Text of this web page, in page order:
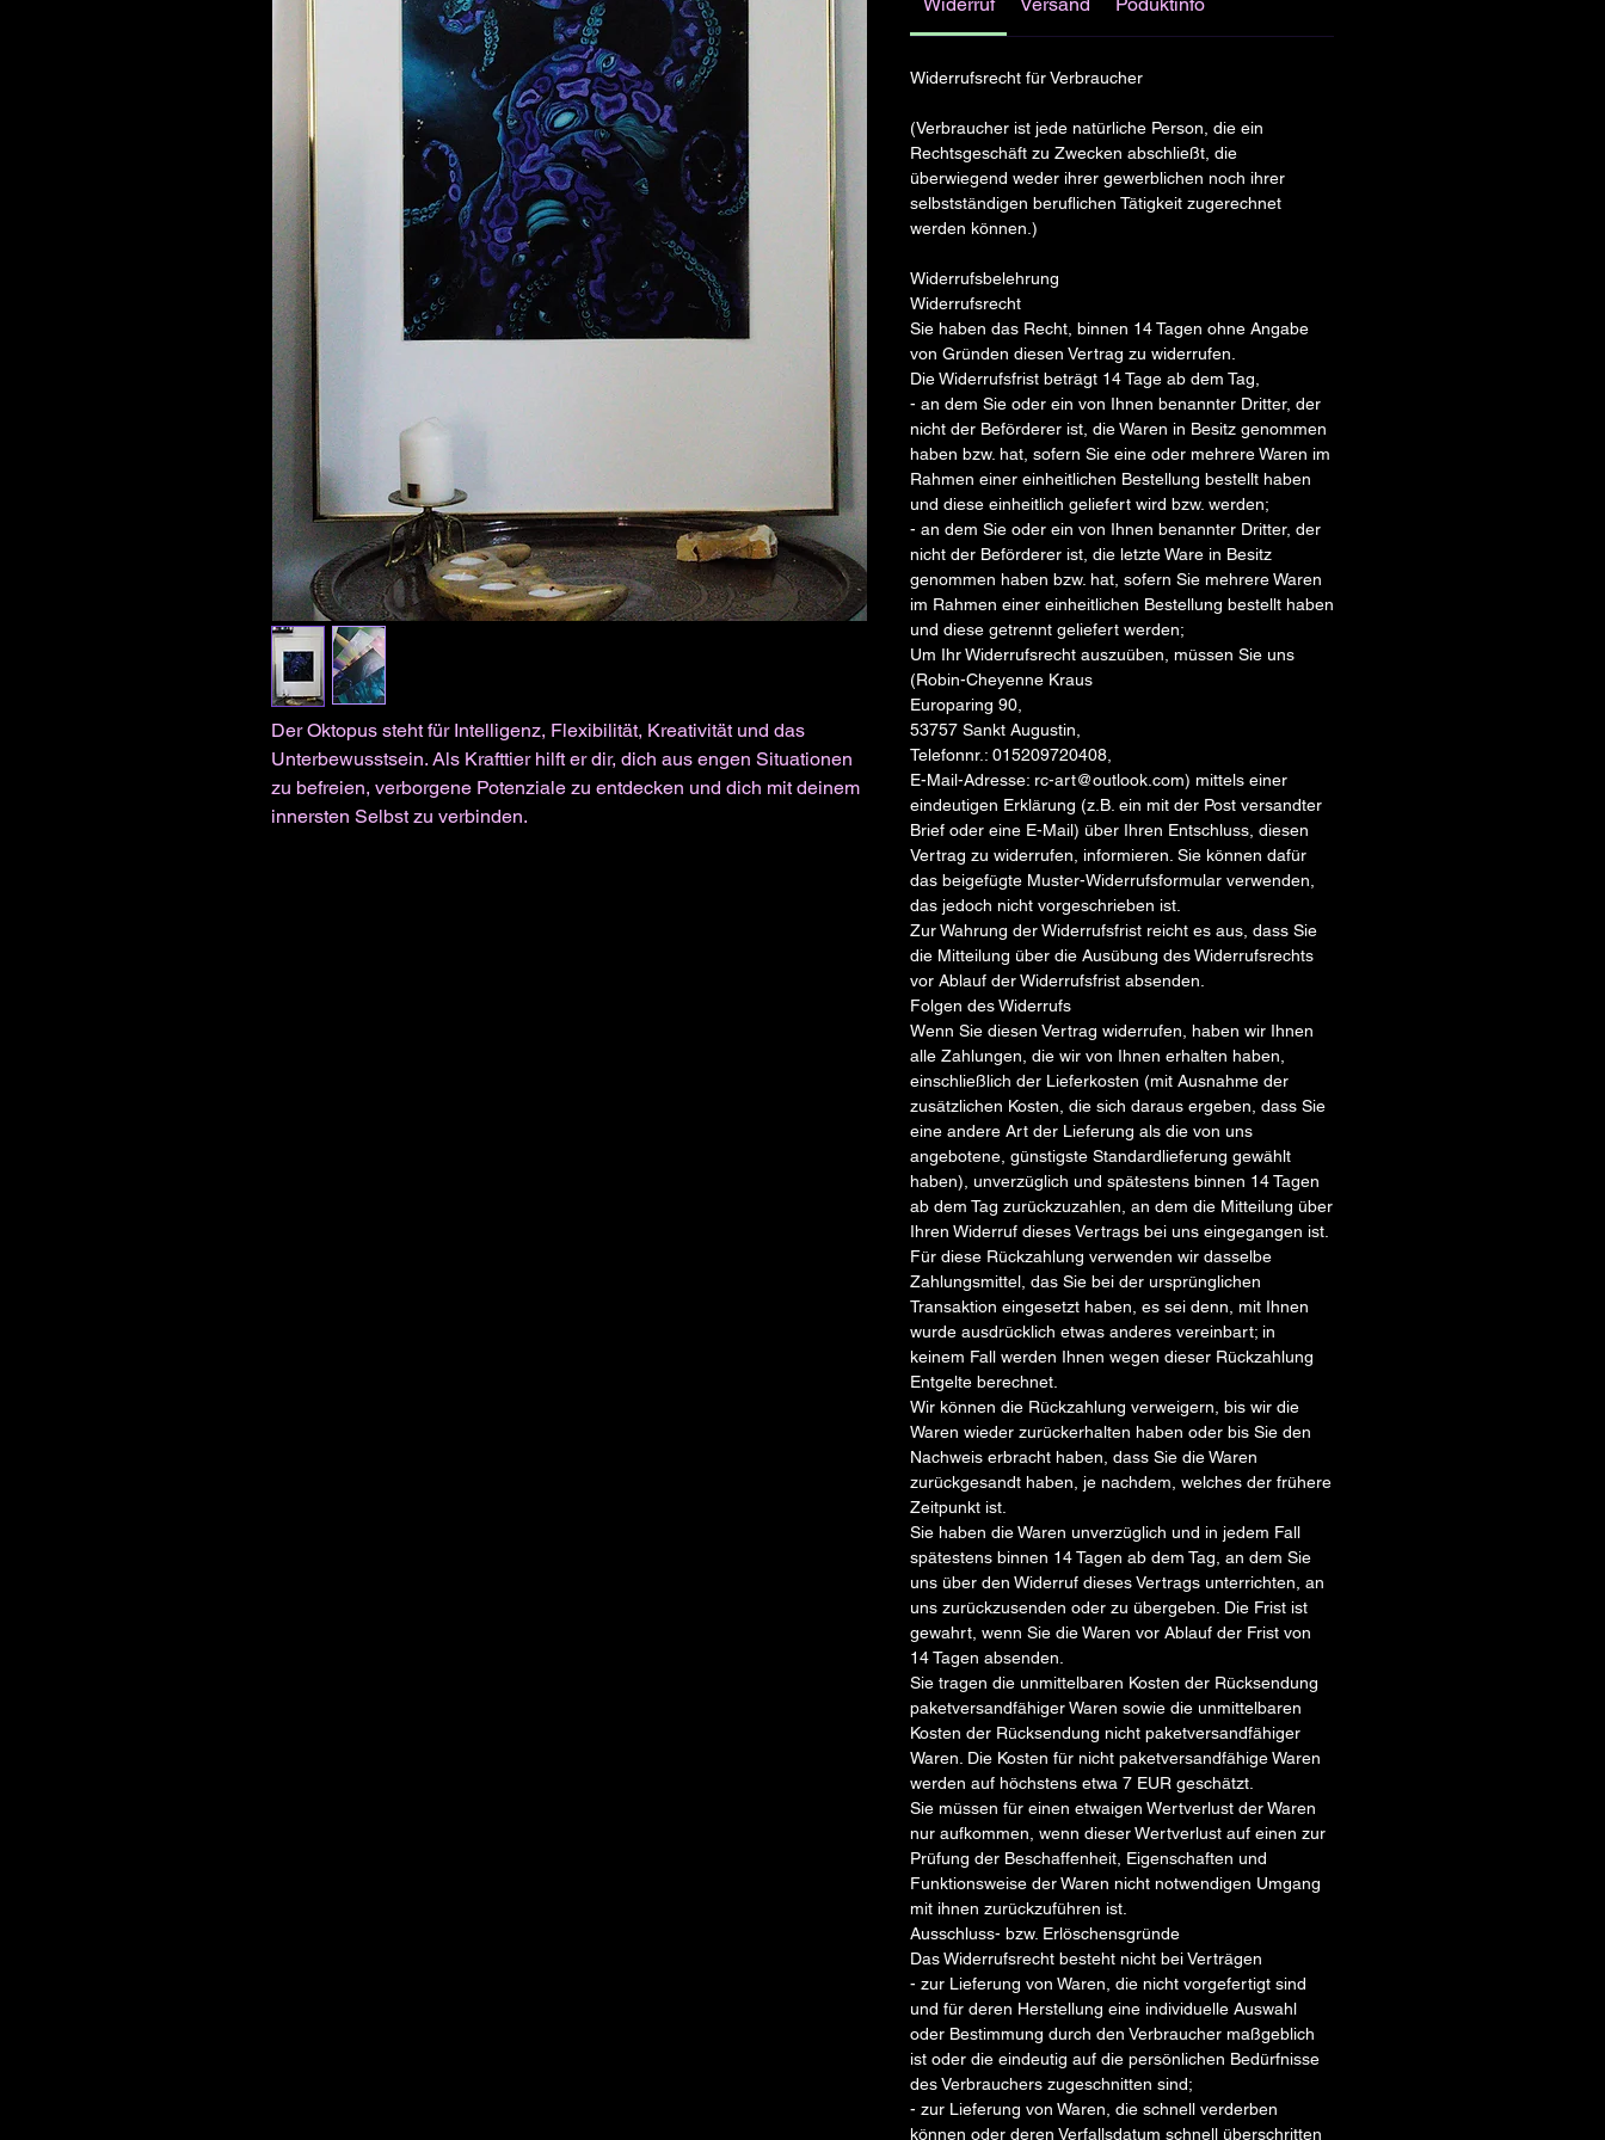
Der Oktopus steht für Intelligenz, Flexibilität, Kreativität und das
Unterbewusstsein. Als Krafttier hilft er dir, dich aus engen Situationen
zu befreien, verborgene Potenziale zu entdecken und dich mit deinem
innersten Selbst zu verbinden.
Widerruf Versand Poduktinfo
Widerrufsrecht für Verbraucher
(Verbraucher ist jede natürliche Person, die ein
Rechtsgeschäft zu Zwecken abschließt, die
überwiegend weder ihrer gewerblichen noch ihrer
selbstständigen beruflichen Tätigkeit zugerechnet
werden können.)
Widerrufsbelehrung
Widerrufsrecht
Sie haben das Recht, binnen 14 Tagen ohne Angabe
von Gründen diesen Vertrag zu widerrufen.
Die Widerrufsfrist beträgt 14 Tage ab dem Tag,
- an dem Sie oder ein von Ihnen benannter Dritter, der
nicht der Beförderer ist, die Waren in Besitz genommen
haben bzw. hat, sofern Sie eine oder mehrere Waren im
Rahmen einer einheitlichen Bestellung bestellt haben
und diese einheitlich geliefert wird bzw. werden;
- an dem Sie oder ein von Ihnen benannter Dritter, der
nicht der Beförderer ist, die letzte Ware in Besitz
genommen haben bzw. hat, sofern Sie mehrere Waren
im Rahmen einer einheitlichen Bestellung bestellt haben
und diese getrennt geliefert werden;
Um Ihr Widerrufsrecht auszuüben, müssen Sie uns
(Robin-Cheyenne Kraus
Europaring 90,
53757 Sankt Augustin,
Telefonnr.: 015209720408,
E-Mail-Adresse: rc-art@outlook.com) mittels einer
eindeutigen Erklärung (z.B. ein mit der Post versandter
Brief oder eine E-Mail) über Ihren Entschluss, diesen
Vertrag zu widerrufen, informieren. Sie können dafür
das beigefügte Muster-Widerrufsformular verwenden,
das jedoch nicht vorgeschrieben ist.
Zur Wahrung der Widerrufsfrist reicht es aus, dass Sie
die Mitteilung über die Ausübung des Widerrufsrechts
vor Ablauf der Widerrufsfrist absenden.
Folgen des Widerrufs
Wenn Sie diesen Vertrag widerrufen, haben wir Ihnen
alle Zahlungen, die wir von Ihnen erhalten haben,
einschließlich der Lieferkosten (mit Ausnahme der
zusätzlichen Kosten, die sich daraus ergeben, dass Sie
eine andere Art der Lieferung als die von uns
angebotene, günstigste Standardlieferung gewählt
haben), unverzüglich und spätestens binnen 14 Tagen
ab dem Tag zurückzuzahlen, an dem die Mitteilung über
Ihren Widerruf dieses Vertrags bei uns eingegangen ist.
Für diese Rückzahlung verwenden wir dasselbe
Zahlungsmittel, das Sie bei der ursprünglichen
Transaktion eingesetzt haben, es sei denn, mit Ihnen
wurde ausdrücklich etwas anderes vereinbart; in
keinem Fall werden Ihnen wegen dieser Rückzahlung
Entgelte berechnet.
Wir können die Rückzahlung verweigern, bis wir die
Waren wieder zurückerhalten haben oder bis Sie den
Nachweis erbracht haben, dass Sie die Waren
zurückgesandt haben, je nachdem, welches der frühere
Zeitpunkt ist.
Sie haben die Waren unverzüglich und in jedem Fall
spätestens binnen 14 Tagen ab dem Tag, an dem Sie
uns über den Widerruf dieses Vertrags unterrichten, an
uns zurückzusenden oder zu übergeben. Die Frist ist
gewahrt, wenn Sie die Waren vor Ablauf der Frist von
14 Tagen absenden.
Sie tragen die unmittelbaren Kosten der Rücksendung
paketversandfähiger Waren sowie die unmittelbaren
Kosten der Rücksendung nicht paketversandfähiger
Waren. Die Kosten für nicht paketversandfähige Waren
werden auf höchstens etwa 7 EUR geschätzt.
Sie müssen für einen etwaigen Wertverlust der Waren
nur aufkommen, wenn dieser Wertverlust auf einen zur
Prüfung der Beschaffenheit, Eigenschaften und
Funktionsweise der Waren nicht notwendigen Umgang
mit ihnen zurückzuführen ist.
Ausschluss- bzw. Erlöschensgründe
Das Widerrufsrecht besteht nicht bei Verträgen
- zur Lieferung von Waren, die nicht vorgefertigt sind
und für deren Herstellung eine individuelle Auswahl
oder Bestimmung durch den Verbraucher maßgeblich
ist oder die eindeutig auf die persönlichen Bedürfnisse
des Verbrauchers zugeschnitten sind;
- zur Lieferung von Waren, die schnell verderben
können oder deren Verfallsdatum schnell überschritten